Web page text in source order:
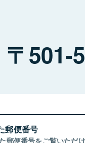
501-
郵便番号
郵便番号をご覧いただけ